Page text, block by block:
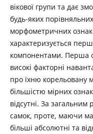
вікової групи та дає
будь-яких
морфометричних ознак
характеризується
компонентами. Перша
високі факторні
про їхню корельовану
більшістю мірних
відсутні. За загальним
самок, проте, маючи
більші абсолютні та